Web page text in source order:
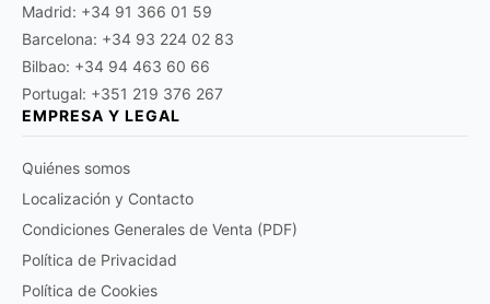
Madrid: +34 91 366 01 59
Barcelona: +34 93 224 02 83
Bilbao: +34 94 463 60 66
Portugal: +351 219 376 267
EMPRESA Y LEGAL
Quiénes somos
Localización y Contacto
Condiciones Generales de Venta (PDF)
Política de Privacidad
Política de Cookies